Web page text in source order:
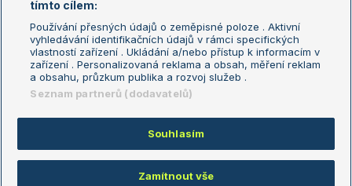
Podmínky užití
Nastavení soukromí
GDPR a žurnalistika
Reklama
Kontakt
Informace o zpracování osobních
údajů
Copyright © 2008-2026 TenisPortal.cz. Využíváme zpravodajství ČTK.
tímto cílem:
Používání přesných údajů o zeměpisné poloze . Aktivní
vyhledávání identifikačních údajů v rámci specifických
vlastností zařízení . Ukládání a/nebo přístup k informacím v
zařízení . Personalizovaná reklama a obsah, měření reklam
a obsahu, průzkum publika a rozvoj služeb .
Seznam partnerů (dodavatelů)
Souhlasím
Zamítnout vše